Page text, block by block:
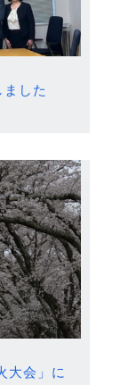
した
大会」に